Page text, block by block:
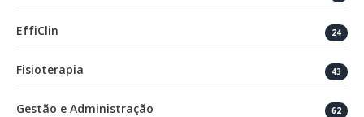
EffiClin 24
Fisioterapia 43
Gestão e Administração 62